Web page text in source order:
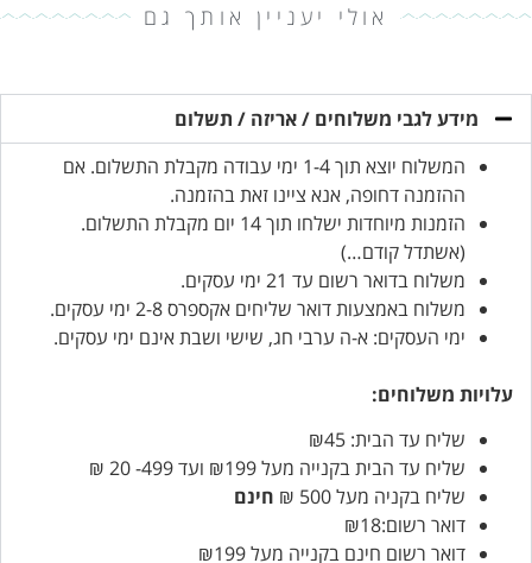
אולי יעניין אותך גם
מידע לגבי משלוחים / אריזה / תשלום
המשלוח יוצא תוך 1-4 ימי עבודה מקבלת התשלום. אם
ההזמנה דחופה, אנא ציינו זאת בהזמנה.
הזמנות מיוחדות ישלחו תוך 14 יום מקבלת התשלום.
(אשתדל קודם…)
משלוח בדואר רשום עד 21 ימי עסקים.
משלוח באמצעות דואר שליחים אקספרס 2-8 ימי עסקים.
ימי העסקים: א-ה ערבי חג, שישי ושבת אינם ימי עסקים.
עלויות משלוחים:
שליח עד הבית: ₪45
שליח עד הבית בקנייה מעל ₪199 ועד 499- 20 ₪
שליח בקניה מעל 500 ₪
חינם
דואר רשום:₪18
דואר רשום חינם בקנייה מעל ₪199